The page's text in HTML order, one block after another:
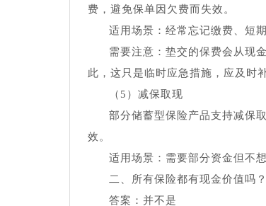
费，避免保单因欠费而失效。
适用场景：经常忘记缴费、短
需要注意：垫交的保费会从现
此，这只是临时应急措施，应及时
（5）减保取现
部分储蓄型保险产品支持减保
效。
适用场景：需要部分资金但不
二、所有保险都有现金价值吗？
答案：并不是